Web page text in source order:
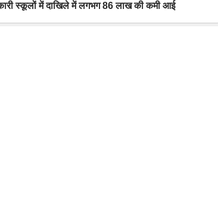
स्कूलों में दाखिले में लगभग 86 लाख की कमी आई